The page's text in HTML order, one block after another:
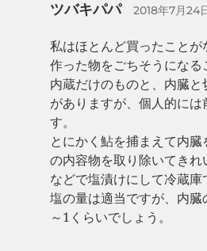
ツバキパパ 2018年7月24
私はほとんど買ったこと
作った物をごちそうになる
内蔵だけのものと、内臓
がありますが、個人的に
す。
とにかく鮎を捕まえて内
の内容物を取り除いてき
などで塩漬けにして冷蔵庫
塩の量は適当ですが、内
～1くらいでしょう。